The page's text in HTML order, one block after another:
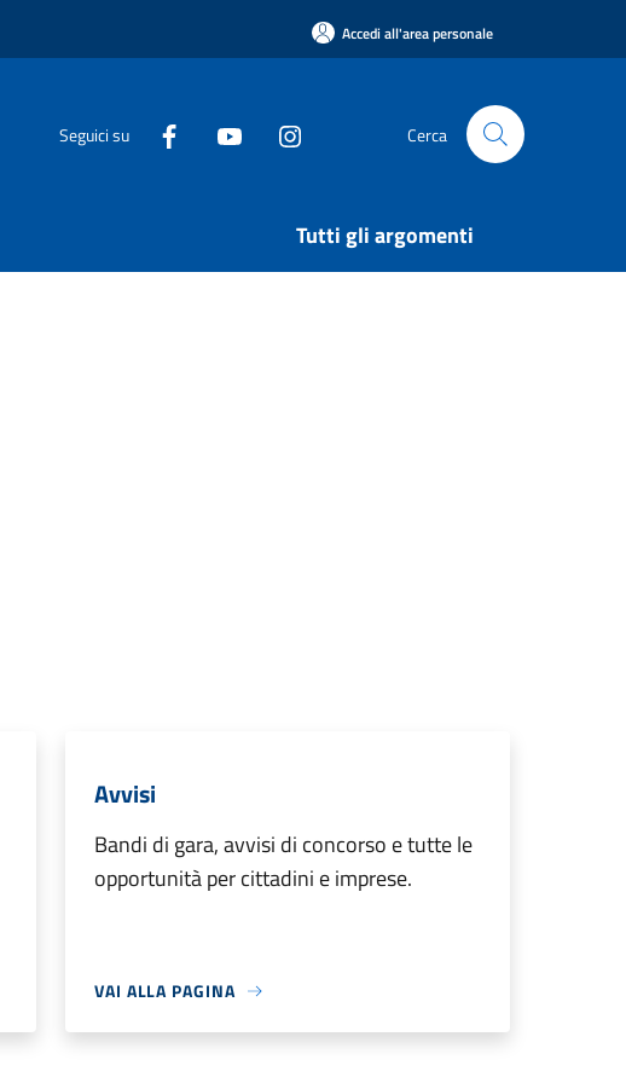
Accedi all'area personale
Seguici su Cerca
Tutti gli argomenti
Avvisi
Bandi di gara, avvisi di concorso e tutte le
opportunità per cittadini e imprese.
VAI ALLA PAGINA